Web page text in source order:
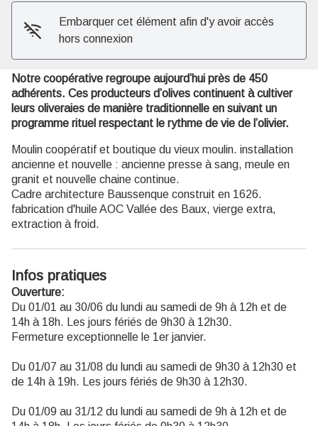
Embarquer cet élément afin d'y avoir accès
hors connexion
Notre coopérative regroupe aujourd’hui près de 450
adhérents. Ces producteurs d’olives continuent à cultiver
leurs oliveraies de manière traditionnelle en suivant un
programme rituel respectant le rythme de vie de l’olivier.
Moulin coopératif et boutique du vieux moulin. installation
ancienne et nouvelle : ancienne presse à sang, meule en
granit et nouvelle chaine continue.
Cadre architecture Baussenque construit en 1626.
fabrication d'huile AOC Vallée des Baux, vierge extra,
extraction à froid.
Infos pratiques
Ouverture:
Du 01/01 au 30/06 du lundi au samedi de 9h à 12h et de
14h à 18h. Les jours fériés de 9h30 à 12h30.
Fermeture exceptionnelle le 1er janvier.
Du 01/07 au 31/08 du lundi au samedi de 9h30 à 12h30 et
de 14h à 19h. Les jours fériés de 9h30 à 12h30.
Du 01/09 au 31/12 du lundi au samedi de 9h à 12h et de